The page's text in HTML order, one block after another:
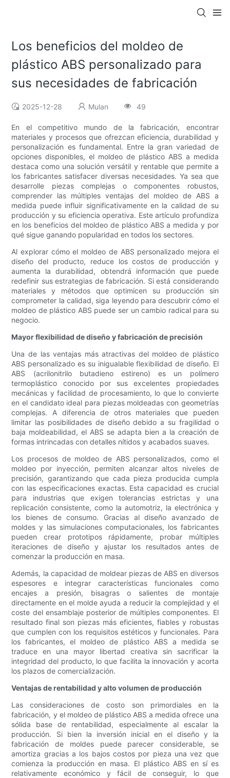
Los beneficios del moldeo de
plástico ABS personalizado para
sus necesidades de fabricación
2025-12-28 Mulan 49
En el competitivo mundo de la fabricación, encontrar
materiales y procesos que ofrezcan eficiencia, durabilidad y
personalización es fundamental. Entre la gran variedad de
opciones disponibles, el moldeo de plástico ABS a medida
destaca como una solución versátil y rentable que permite a
los fabricantes satisfacer diversas necesidades. Ya sea que
desarrolle piezas complejas o componentes robustos,
comprender las múltiples ventajas del moldeo de ABS a
medida puede influir significativamente en la calidad de su
producción y su eficiencia operativa. Este artículo profundiza
en los beneficios del moldeo de plástico ABS a medida y por
qué sigue ganando popularidad en todos los sectores.
Al explorar cómo el moldeo de ABS personalizado mejora el
diseño del producto, reduce los costos de producción y
aumenta la durabilidad, obtendrá información que puede
redefinir sus estrategias de fabricación. Si está considerando
materiales y métodos que optimicen su producción sin
comprometer la calidad, siga leyendo para descubrir cómo el
moldeo de plástico ABS puede ser un cambio radical para su
negocio.
Mayor flexibilidad de diseño y fabricación de precisión
Una de las ventajas más atractivas del moldeo de plástico
ABS personalizado es su inigualable flexibilidad de diseño. El
ABS (acrilonitrilo butadieno estireno) es un polímero
termoplástico conocido por sus excelentes propiedades
mecánicas y facilidad de procesamiento, lo que lo convierte
en el candidato ideal para piezas moldeadas con geometrías
complejas. A diferencia de otros materiales que pueden
limitar las posibilidades de diseño debido a su fragilidad o
baja moldeabilidad, el ABS se adapta bien a la creación de
formas intrincadas con detalles nítidos y acabados suaves.
Los procesos de moldeo de ABS personalizados, como el
moldeo por inyección, permiten alcanzar altos niveles de
precisión, garantizando que cada pieza producida cumpla
con las especificaciones exactas. Esta capacidad es crucial
para industrias que exigen tolerancias estrictas y una
replicación consistente, como la automotriz, la electrónica y
los bienes de consumo. Gracias al diseño avanzado de
moldes y las simulaciones computacionales, los fabricantes
pueden crear prototipos rápidamente, probar múltiples
iteraciones de diseño y ajustar los resultados antes de
comenzar la producción en masa.
Además, la capacidad de moldear piezas de ABS en diversos
espesores e integrar características funcionales como
encajes a presión, bisagras o salientes de montaje
directamente en el molde ayuda a reducir la complejidad y el
coste del ensamblaje posterior de múltiples componentes. El
resultado final son piezas más eficientes, fiables y robustas
que cumplen con los requisitos estéticos y funcionales. Para
los fabricantes, el moldeo de plástico ABS a medida se
traduce en una mayor libertad creativa sin sacrificar la
integridad del producto, lo que facilita la innovación y acorta
los plazos de comercialización.
Ventajas de rentabilidad y alto volumen de producción
Las consideraciones de costo son primordiales en la
fabricación, y el moldeo de plástico ABS a medida ofrece una
sólida base de rentabilidad, especialmente al escalar la
producción. Si bien la inversión inicial en el diseño y la
fabricación de moldes puede parecer considerable, se
amortiza gracias a los bajos costos por pieza una vez que
comienza la producción en masa. El plástico ABS en sí es
relativamente económico y fácil de conseguir, lo que